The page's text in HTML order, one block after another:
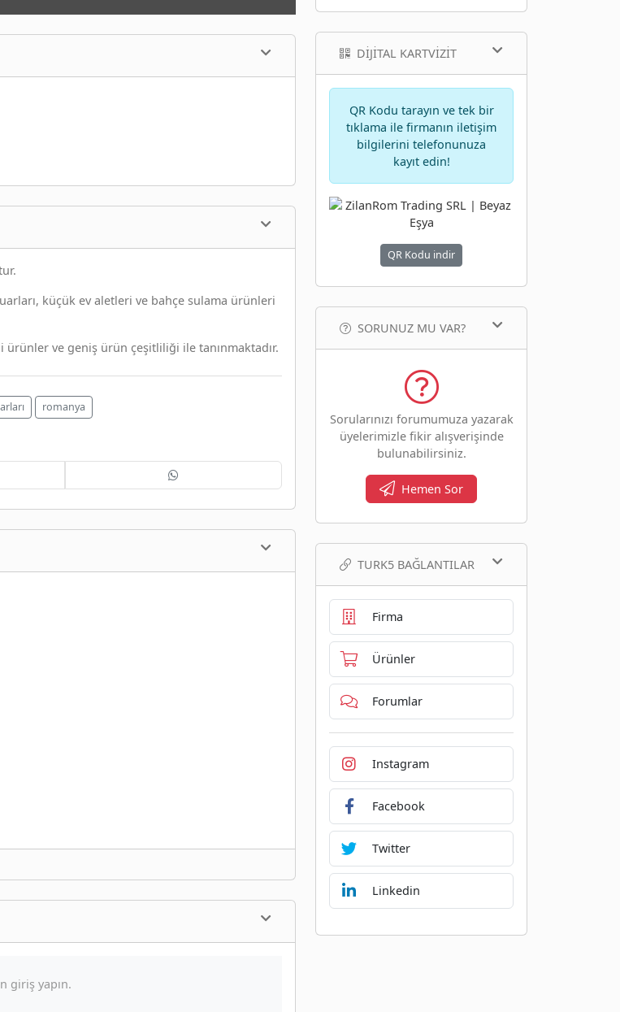
küçük ev aletleri ve bahçe sulama ürünleri
ve geniş ürün çeşitliliği ile tanınmaktadır.
romanya
giriş yapın.
DIJITAL KARTVIZIT
QR Kodu tarayın ve tek bir
tıklama ile firmanın iletişim
bilgilerini telefonunuza
kayıt edin!
QR Kodu indir
SORUNUZ MU VAR?
Sorularınızı forumumuza yazarak
üyelerimizle fikir alışverişinde
bulunabilirsiniz.
Hemen Sor
TURK5 BAĞLANTILAR
Firma
Ürünler
Forumlar
Instagram
Facebook
Twitter
Linkedin